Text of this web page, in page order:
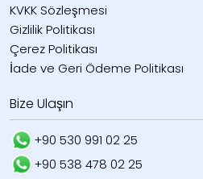
KVKK Sözleşmesi
Gizlilik Politikası
Çerez Politikası
İade ve Geri Ödeme Politikası
Bize Ulaşın
+90 530 991 02 25
+90 538 478 02 25